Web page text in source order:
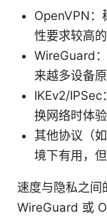
OpenVPN：
性要求较高的
WireGuard
来越多设备原
IKEv2/IPSec
换网络时体验
其他协议（
境下有用，
速度与隐私之间
WireGuard 或